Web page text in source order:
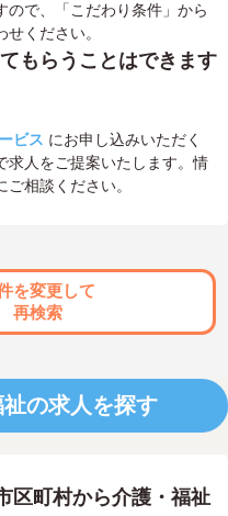
ので、「こだわり条件」から
ください。
もらうことはできます
ビス にお申し込みいただく
求人をご提案いたします。情
相談ください。
を変更して
再検索
の求人を探す
区町村から介護・福祉